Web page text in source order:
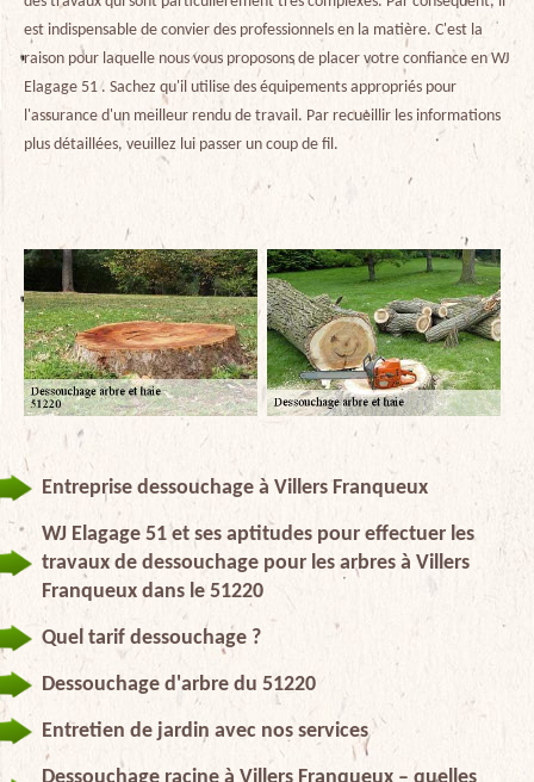
est indispensable de convier des professionnels en la matière. C'est la
raison pour laquelle nous vous proposons de placer votre confiance en WJ
Elagage 51 . Sachez qu'il utilise des équipements appropriés pour
l'assurance d'un meilleur rendu de travail. Par recueillir les informations
plus détaillées, veuillez lui passer un coup de fil.
Entreprise dessouchage à Villers Franqueux
WJ Elagage 51 et ses aptitudes pour effectuer les
travaux de dessouchage pour les arbres à Villers
Franqueux dans le 51220
Quel tarif dessouchage ?
Dessouchage d'arbre du 51220
Entretien de jardin avec nos services